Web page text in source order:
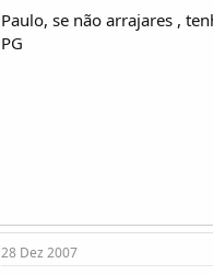
Paulo, se não arrajares ,
PG
28 Dez 2007